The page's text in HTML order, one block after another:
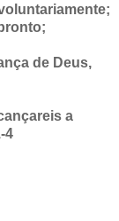
de Deus,
a
4